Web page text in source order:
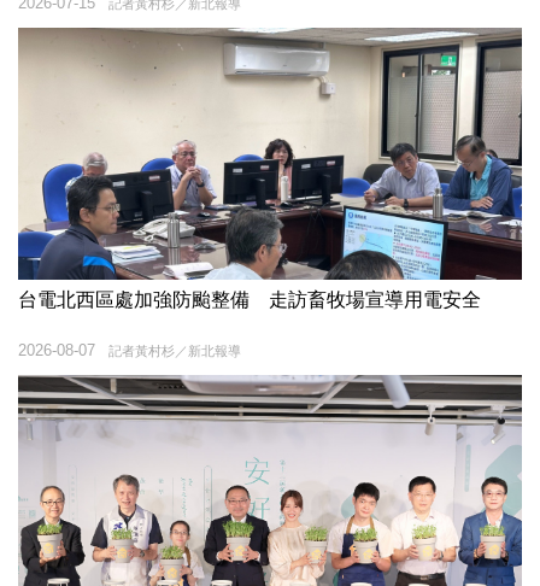
記者黃村杉／新北報導
台電北西區處加強防颱整備 走訪畜牧場宣導用電安全
記者黃村杉／新北報導
2026-08-07